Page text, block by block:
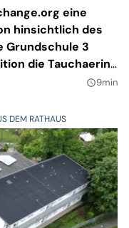
eine
hinsichtlich des
Grundschule 3
die Tauchaerin
sie im Beisein
query_builder9min
DEM RATHAUS